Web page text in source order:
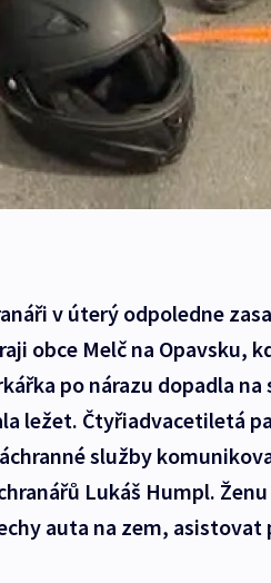
v úterý odpoledne
obce Melč na Opavsku,
po nárazu dopadla
ležet. Čtyřiadvacetiletá
služby
Lukáš Humpl.
auta na zem, asistovat